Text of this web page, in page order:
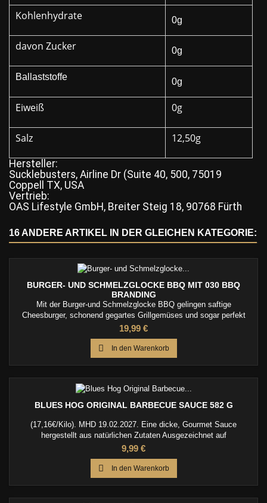
Kohlenhydrate 0g
davon Zucker 0g
Ballaststoffe 0g
Eiweiß 0g
Salz 12,50g
Hersteller:
Sucklebusters, Airline Dr (Suite 40, 500, 75019
Coppell TX, USA
Vertrieb:
OAS Lifestyle GmbH, Breiter Steig 18, 90768 Fürth
16 ANDERE ARTIKEL IN DER GLEICHEN KATEGORIE:
BURGER- UND SCHMELZGLOCKE BBQ MIT 030 BBQ
BRANDING
Mit der Burger-und Schmelzglocke BBQ gelingen saftige
Cheesburger, schonend gegartes Grillgemüses und sogar perfekt
geräucherter Fisch oder Fleisch. Einfach das Grillgut abdecken und
schon entfaltet sich darunter das ideale Klima.
Preis
19,99 €
 In den Warenkorb
BLUES HOG ORIGINAL BARBECUE SAUCE 582 G
(17,16€/Kilo). MHD 19.02.2027. Eine dicke, Gourmet Sauce
hergestellt aus natürlichen Zutaten Ausgezeichnet auf
Schweinefleisch, Rindfleisch, Wild, Fisch, Hot Wings, gemischt mit
Preis
9,99 €
 In den Warenkorb